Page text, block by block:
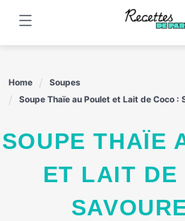
content
Home
Soupes
Soupe Thaïe au Poulet et Lait de Coco :
SOUPE THAÏE AU POULET
ET LAIT DE